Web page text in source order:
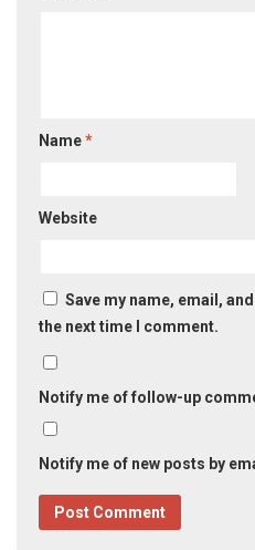
Name*
Website
Save my name, email,
the next time I comment.
Notify me of follow-up
Notify me of new posts by